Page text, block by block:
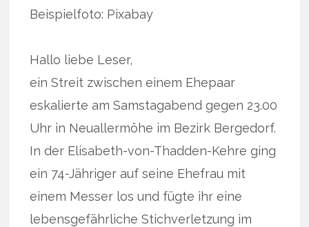
Beispielfoto: Pixabay
Hallo liebe Leser,
ein Streit zwischen einem Ehepaar
eskalierte am Samstagabend gegen 23.00
Uhr in Neuallermöhe im Bezirk Bergedorf.
In der Elisabeth-von-Thadden-Kehre ging
ein 74-Jähriger auf seine Ehefrau mit
einem Messer los und fügte ihr eine
lebensgefährliche Stichverletzung im